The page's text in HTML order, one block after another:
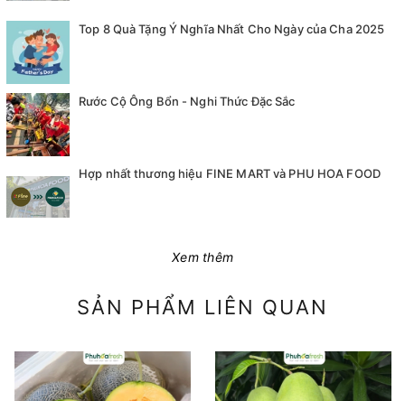
Top 8 Quà Tặng Ý Nghĩa Nhất Cho Ngày của Cha 2025
Rước Cộ Ông Bổn - Nghi Thức Đặc Sắc
Hợp nhất thương hiệu FINE MART và PHU HOA FOOD
Xem thêm
SẢN PHẨM LIÊN QUAN